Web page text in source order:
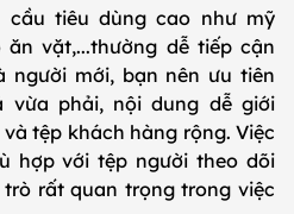
cầu tiêu dùng cao như mỹ
vặt,...thường dễ tiếp cận
người mới, bạn nên ưu tiên
vừa phải, nội dung dễ giới
tệp khách hàng rộng. Việc
hợp với tệp người theo dõi
rất quan trọng trong việc